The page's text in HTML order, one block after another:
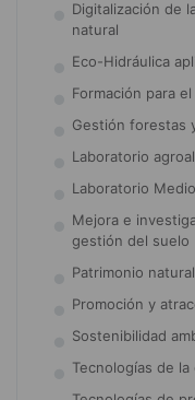
Digitalización de
natural
Eco-Hidráulica
Formación para
Gestión forestas
Laboratorio
Laboratorio
Mejora e
gestión del suelo
Patrimonio
Promoción y
Sostenibilidad
Tecnologías de